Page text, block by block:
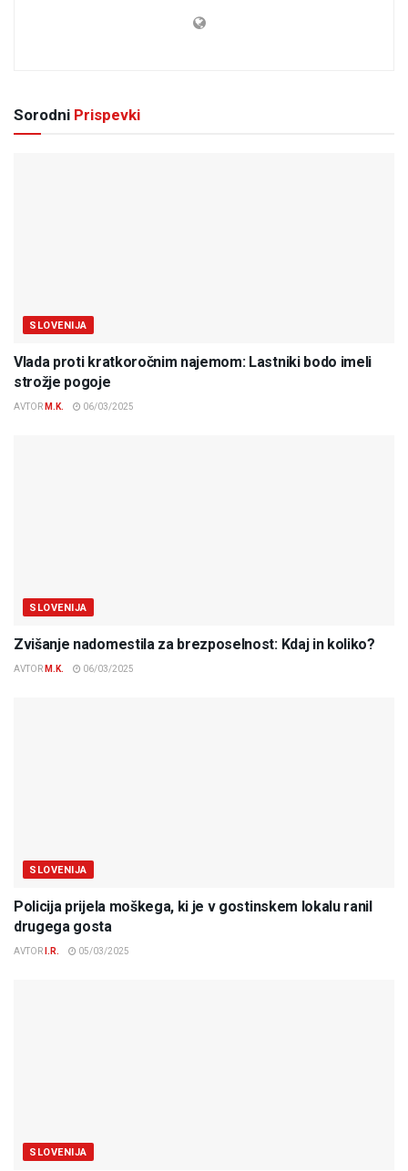
Sorodni Prispevki
SLOVENIJA
Vlada proti kratkoročnim najemom: Lastniki bodo imeli
strožje pogoje
AVTOR M.K. 06/03/2025
SLOVENIJA
Zvišanje nadomestila za brezposelnost: Kdaj in koliko?
AVTOR M.K. 06/03/2025
SLOVENIJA
Policija prijela moškega, ki je v gostinskem lokalu ranil
drugega gosta
AVTOR I.R. 05/03/2025
SLOVENIJA